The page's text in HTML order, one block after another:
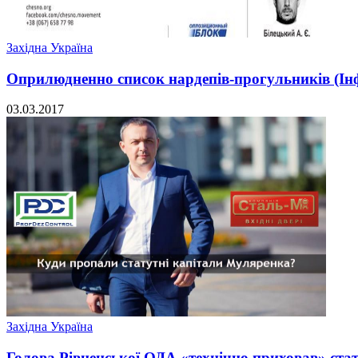
Західна Україна
Оприлюдненно список нардепів-прогульників
03.03.2017
Західна Україна